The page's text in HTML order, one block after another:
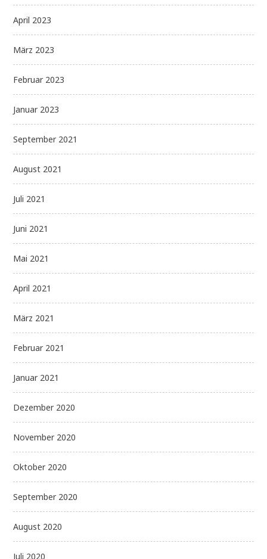
April 2023
März 2023
Februar 2023
Januar 2023
September 2021
August 2021
Juli 2021
Juni 2021
Mai 2021
April 2021
März 2021
Februar 2021
Januar 2021
Dezember 2020
November 2020
Oktober 2020
September 2020
August 2020
Juli 2020